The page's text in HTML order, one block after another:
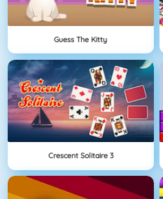
Guess The Kitty
Crescent Solitaire 3